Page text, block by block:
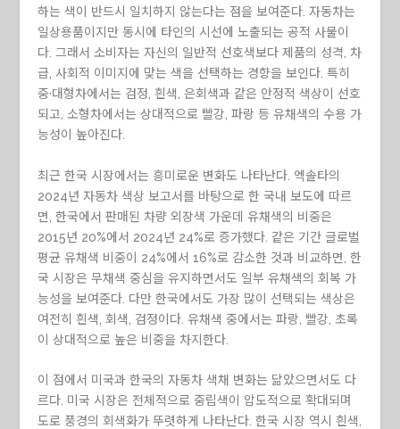
하는 색이 반드시 일치하지 않는다는 점을 보여준다. 자동차는
일상용품이지만 동시에 타인의 시선에 노출되는 공적 사물이
다. 그래서 소비자는 자신의 일반적 선호색보다 제품의 성격, 차
급, 사회적 이미지에 맞는 색을 선택하는 경향을 보인다. 특히
중·대형차에서는 검정, 흰색, 은회색과 같은 안정적 색상이 선호
되고, 소형차에서는 상대적으로 빨강, 파랑 등 유채색의 수용 가
능성이 높아진다.
최근 한국 시장에서는 흥미로운 변화도 나타난다. 엑솔타의
2024년 자동차 색상 보고서를 바탕으로 한 국내 보도에 따르
면, 한국에서 판매된 차량 외장색 가운데 유채색의 비중은
2015년 20%에서 2024년 24%로 증가했다. 같은 기간 글로벌
평균 유채색 비중이 24%에서 16%로 감소한 것과 비교하면, 한
국 시장은 무채색 중심을 유지하면서도 일부 유채색의 회복 가
능성을 보여준다. 다만 한국에서도 가장 많이 선택되는 색상은
여전히 흰색, 회색, 검정이다. 유채색 중에서는 파랑, 빨강, 초록
이 상대적으로 높은 비중을 차지한다.
이 점에서 미국과 한국의 자동차 색채 변화는 닮았으면서도 다
르다. 미국 시장은 전체적으로 중립색이 압도적으로 확대되며
도로 풍경의 회색화가 뚜렷하게 나타난다. 한국 시장 역시 흰색,